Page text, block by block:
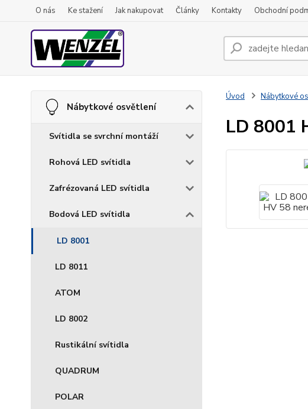
O nás Ke stažení Jak nakupovat Články Kontakty Obchodní
Nábytkové osvětlení
Svítidla se svrchní montáží
Rohová LED svítidla
Zafrézovaná LED svítidla
Bodová LED svítidla
LD 8001
LD 8011
ATOM
LD 8002
Rustikální svítidla
QUADRUM
POLAR
Úvod Nábytkové
LD 8001